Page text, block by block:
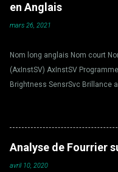
n
t
i
r
en Anglais
mars 26, 2021
Nom long anglais Nom court
(AxInstSV) AxInstSV
Brightness SensrSvc Brillance
AppHostSvc Application Host
Identité de l’application
d’application Application Layer
Analyse de Fourrier
avril 10, 2020